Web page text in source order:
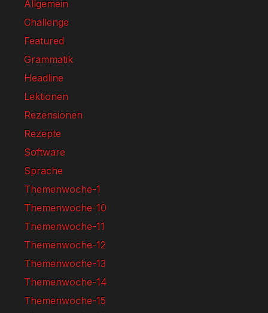
Allgemein
Challenge
Featured
Grammatik
Headline
Lektionen
Rezensionen
Rezepte
Software
Sprache
Themenwoche-1
Themenwoche-10
Themenwoche-11
Themenwoche-12
Themenwoche-13
Themenwoche-14
Themenwoche-15